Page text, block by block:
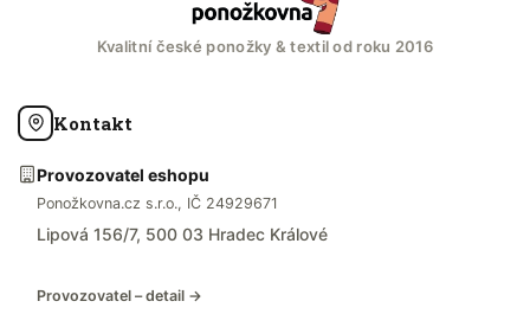
Kvalitní české ponožky & textil od roku 2016
Kontakt
Provozovatel eshopu
Ponožkovna.cz s.r.o., IČ 24929671
Lipová 156/7, 500 03 Hradec Králové
Provozovatel – detail →